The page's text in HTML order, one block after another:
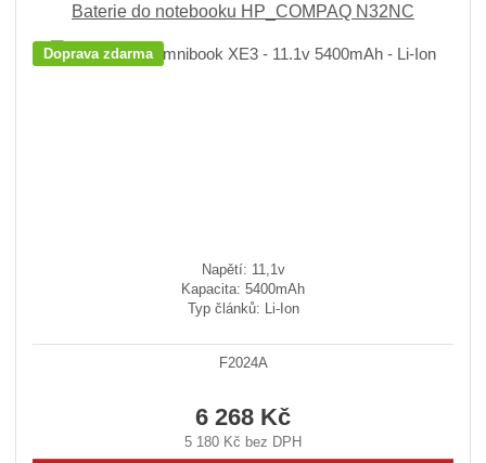
Baterie do notebooku HP_COMPAQ N32NC
Doprava zdarma
Napětí: 11,1v
Kapacita: 5400mAh
Typ článků: Li-Ion
F2024A
6 268 Kč
5 180 Kč bez DPH